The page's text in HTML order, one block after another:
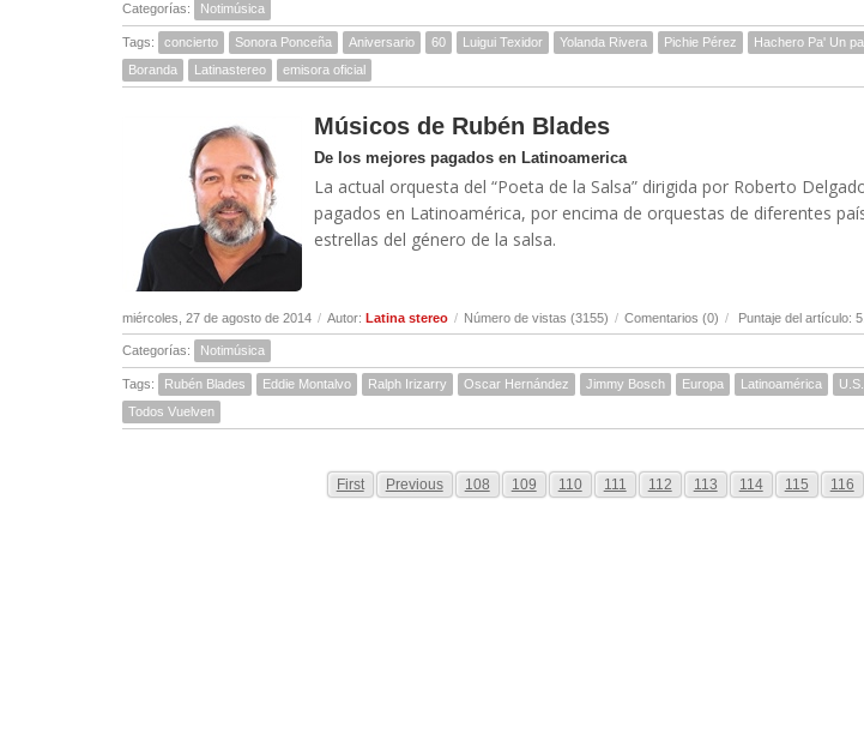
Categorías: Notimúsica
Tags: concierto Sonora Ponceña Aniversario 60 Luigui Texidor Yolanda Rivera Pichie Pérez Hachero Pa' Un
Boranda
Latinastereo emisora oficial
Músicos de Rubén Blades
De los mejores pagados en Latinoamerica
La actual orquesta del “Poeta de la Salsa” dirigida por Roberto
pagados en Latinoamérica, por encima de orquestas de diferentes
estrellas del género de la salsa.
miércoles, 27 de agosto de 2014 / Autor: Latina stereo / Número de vistas (3155) / Comentarios (0) / Puntaje del artículo:
Categorías: Notimúsica
Tags: Rubén Blades Eddie Montalvo Ralph Irizarry Oscar Hernández Jimmy Bosch Europa Latinoamérica
Todos Vuelven
First Previous 108 109 110 111 112 113 114 115 116